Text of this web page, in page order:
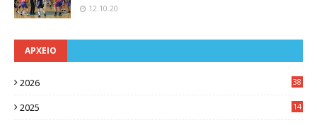
12.10.20
ΑΡΧΕΙΟ
2026 38
2025
14